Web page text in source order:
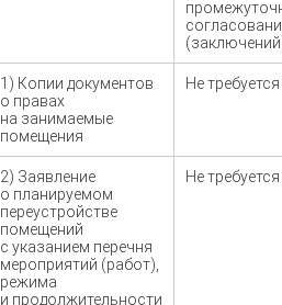
1) Копии документов
о правах
на занимаемые
помещения
Не требуется
2) Заявление
о планируемом
переустройстве
помещений
с указанием перечня
мероприятий (работ),
режима
и продолжительности
Не требуется